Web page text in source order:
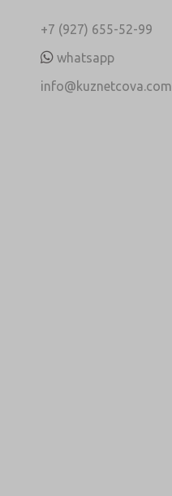
+7 (927) 655-52-99
whatsapp
info@kuznetcova.com